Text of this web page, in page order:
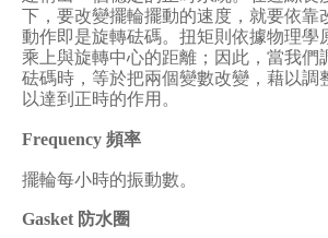
下，要改變擺輪擺動的速度，就要依靠
動作即是旋轉砝碼。扭矩則依據物理學
乘上與旋轉中心的距離；因此，當我們
砝碼時，等於把兩個變數改變，藉以調
以達到正時的作用。
Frequency 頻率
擺輪每小時的振動數。
Gasket 防水圈